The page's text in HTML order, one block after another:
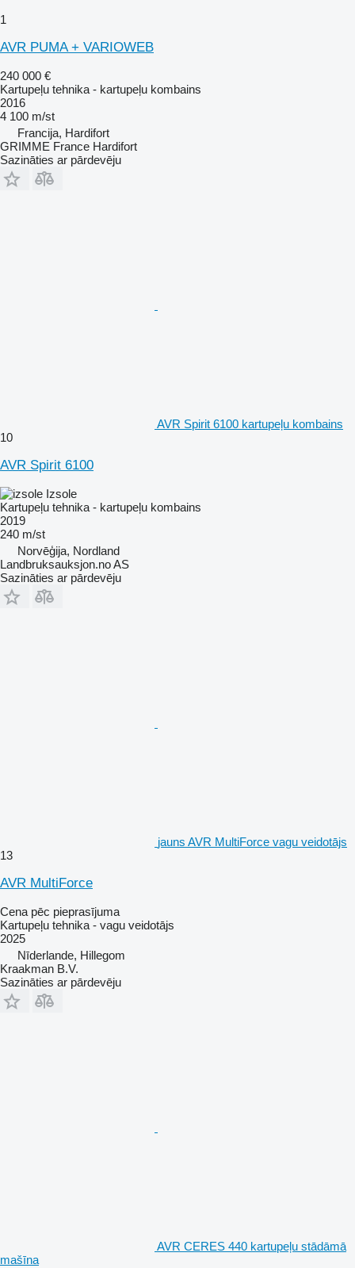
1
AVR PUMA + VARIOWEB
240 000 €
Kartupeļu tehnika - kartupeļu kombains
2016
4 100 m/st
Francija, Hardifort
GRIMME France Hardifort
Sazināties ar pārdevēju
AVR Spirit 6100 kartupeļu kombains
10
AVR Spirit 6100
Izsole
Kartupeļu tehnika - kartupeļu kombains
2019
240 m/st
Norvēģija, Nordland
Landbruksauksjon.no AS
Sazināties ar pārdevēju
jauns AVR MultiForce vagu veidotājs
13
AVR MultiForce
Cena pēc pieprasījuma
Kartupeļu tehnika - vagu veidotājs
2025
Nīderlande, Hillegom
Kraakman B.V.
Sazināties ar pārdevēju
AVR CERES 440 kartupeļu stādāmā
mašīna